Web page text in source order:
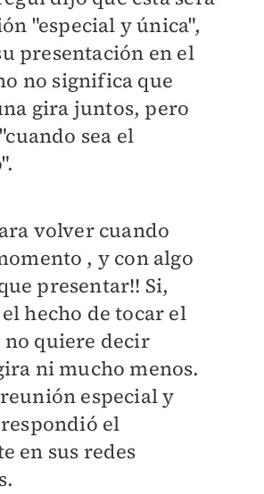
"especial y única",
presentación en el
no significa que
gira juntos, pero
sea el
volver cuando
, y con algo
presentar!! Si,
hecho de tocar el
no quiere decir
ni mucho menos.
especial y
el
en sus redes